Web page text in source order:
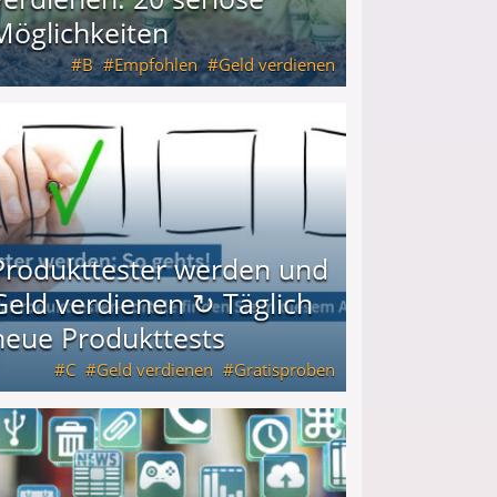
B Empfohlen Geld verdienen
werden und
verdienen ↻ Täglich
Produkttests
C Geld verdienen Gratisproben
neue Produkttests